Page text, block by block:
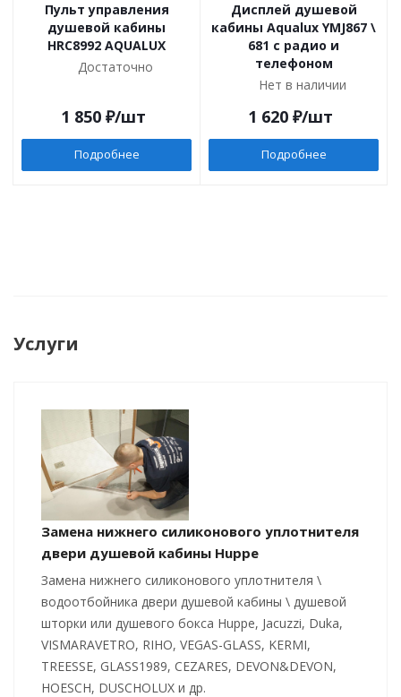
Пульт управления
душевой кабины
HRC8992 AQUALUX
Достаточно
1 850 ₽/шт
Подробнее
Дисплей душевой
кабины Aqualux YMJ867 \
681 с радио и
телефоном
Нет в наличии
1 620 ₽/шт
Подробнее
Услуги
Замена нижнего силиконового уплотнителя
двери душевой кабины Huppe
Замена нижнего силиконового уплотнителя \
водоотбойника двери душевой кабины \ душевой
шторки или душевого бокса Huppe, Jacuzzi, Duka,
VISMARAVETRO, RIHO, VEGAS-GLASS, KERMI,
TREESSE, GLASS1989, CEZARES, DEVON&DEVON,
HOESCH, DUSCHOLUX и др.